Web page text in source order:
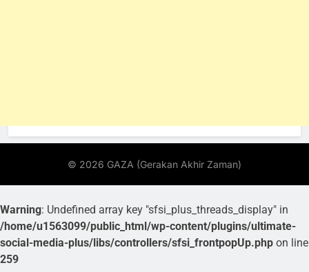
Warning: Undefined array key "sfsi_plus_threads_display" in
/home/u1563099/public_html/wp-content/plugins/ultimate-
social-media-plus/libs/controllers/sfsi_frontpopUp.php on line
259